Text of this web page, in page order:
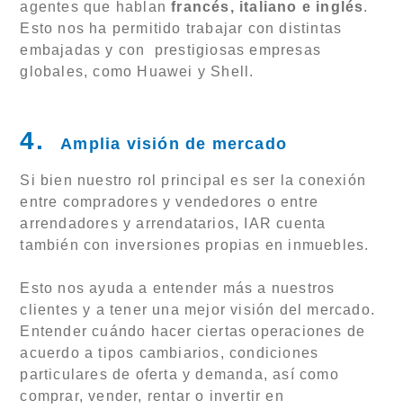
agentes que hablanfrancés, italiano e inglés.
Esto nos ha permitido trabajar con distintas
embajadas y con prestigiosas empresas
globales, como Huawei y Shell.
4. Amplia visión de mercado
Si bien nuestro rol principal es ser la conexión
entre compradores y vendedores o entre
arrendadores y arrendatarios, IAR cuenta
también con inversiones propias en inmuebles.
Esto nos ayuda a entender más a nuestros
clientes y a tener una mejor visión del mercado.
Entender cuándo hacer ciertas operaciones de
acuerdo a tipos cambiarios, condiciones
particulares de oferta y demanda, así como
comprar, vender, rentar o invertir en